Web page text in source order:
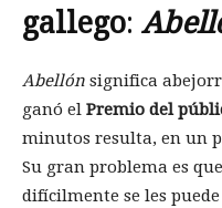
gallego:
Abellón significa
ganó el Premio del
minutos resulta, en un
Su gran problema es
difícilmente se les